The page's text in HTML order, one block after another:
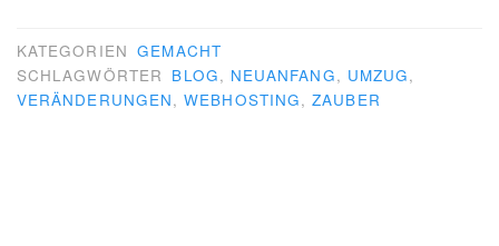
KATEGORIEN GEMACHT
SCHLAGWÖRTER BLOG, NEUANFANG, UMZUG,
VERÄNDERUNGEN,WEBHOSTING,ZAUBER